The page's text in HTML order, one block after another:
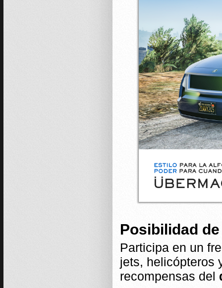
Posibilidad
Participa en un
jets, helicópteros
recompensas del